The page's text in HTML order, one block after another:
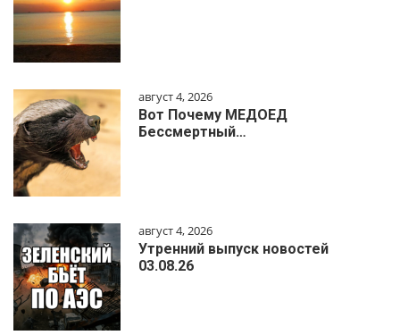
август 4, 2026
Вот Почему МЕДОЕД
Бессмертный…
август 4, 2026
Утренний выпуск новостей
03.08.26